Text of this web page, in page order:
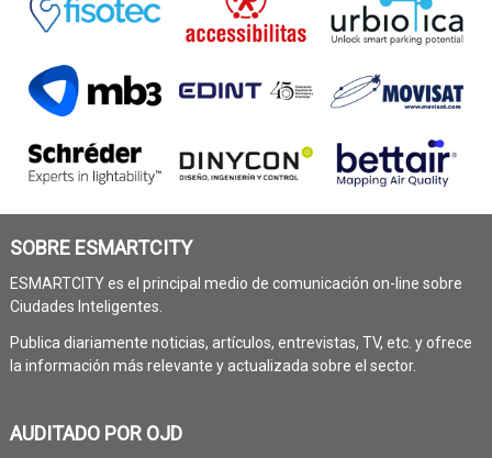
SOBRE ESMARTCITY
ESMARTCITY es el principal medio de comunicación on-line sobre
Ciudades Inteligentes.
Publica diariamente noticias, artículos, entrevistas, TV, etc. y ofrece
la información más relevante y actualizada sobre el sector.
AUDITADO POR OJD